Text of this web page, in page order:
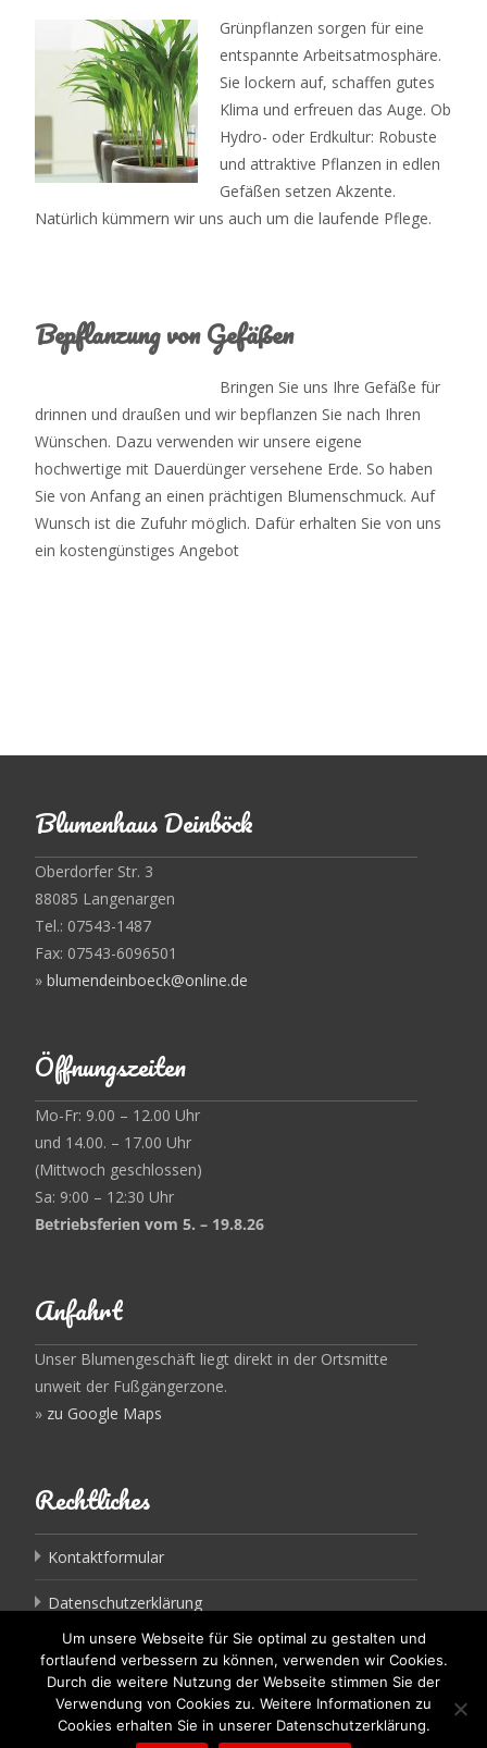
Grünpflanzen sorgen für eine
entspannte Arbeitsatmosphäre.
Sie lockern auf, schaffen gutes
Klima und erfreuen das Auge. Ob
Hydro- oder Erdkultur: Robuste
und attraktive Pflanzen in edlen
Gefäßen setzen Akzente.
Natürlich kümmern wir uns auch um die laufende Pflege.
Bepflanzung von Gefäßen
Bringen Sie uns Ihre Gefäße für
drinnen und draußen und wir bepflanzen Sie nach Ihren
Wünschen. Dazu verwenden wir unsere eigene
hochwertige mit Dauerdünger versehene Erde. So haben
Sie von Anfang an einen prächtigen Blumenschmuck. Auf
Wunsch ist die Zufuhr möglich. Dafür erhalten Sie von uns
ein kostengünstiges Angebot
Blumenhaus Deinböck
Oberdorfer Str. 3
88085 Langenargen
Tel.: 07543-1487
Fax: 07543-6096501
» blumendeinboeck@online.de
Öffnungszeiten
Mo-Fr: 9.00 – 12.00 Uhr
und 14.00. – 17.00 Uhr
(Mittwoch geschlossen)
Sa: 9:00 – 12:30 Uhr
Betriebsferien vom 5. – 19.8.26
Anfahrt
Unser Blumengeschäft liegt direkt in der Ortsmitte
unweit der Fußgängerzone.
» zu Google Maps
Rechtliches
Kontaktformular
Datenschutzerklärung
Impressum
Copyright © Gärtnerei Blumenhaus Deinböck
Um unsere Webseite für Sie optimal zu gestalten und
fortlaufend verbessern zu können, verwenden wir Cookies.
Durch die weitere Nutzung der Webseite stimmen Sie der
Verwendung von Cookies zu. Weitere Informationen zu
Cookies erhalten Sie in unserer Datenschutzerklärung.